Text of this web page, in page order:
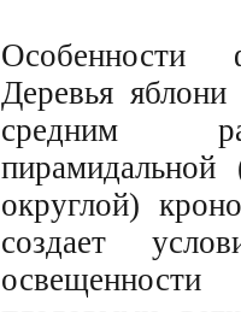
Особенности
Деревья
средним
округлой)
создает